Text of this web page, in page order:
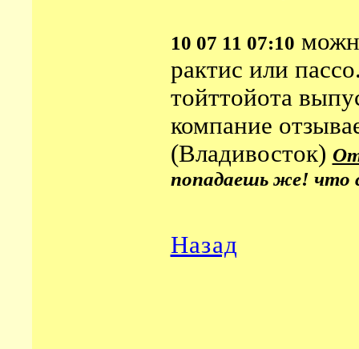
10 07 11 07:10
рактис или
тойттойота
компание
(Владивосток)
попадаешь же! что
Назад